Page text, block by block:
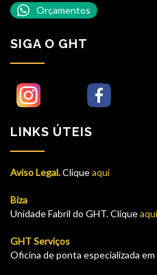
Orçamentos
SIGA O GHT
LINKS ÚTEIS
Aviso Legal.Cliqueaqui
Biza
Unidade Fabril do GHT. Cliqueaqui
GHT Serviços
Oficina de ponta especializada